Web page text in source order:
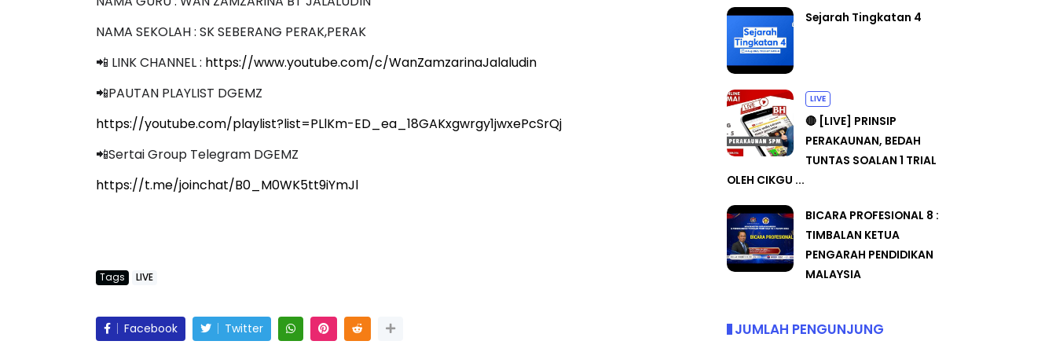
NAMA SEKOLAH : SK SEBERANG PERAK,PERAK
📲 LINK CHANNEL : https://www.youtube.com/c/WanZamzarinaJalaludin
📲PAUTAN PLAYLIST DGEMZ
https://youtube.com/playlist?list=PLlKm-ED_ea_18GAKxgwrgy1jwxePcSrQj
📲Sertai Group Telegram DGEMZ
https://t.me/joinchat/B0_M0WK5tt9iYmJl
Tags LIVE
Facebook Twitter
Sejarah Tingkatan 4
LIVE
🔴 [LIVE] PRINSIP
PERAKAUNAN, BEDAH
TUNTAS SOALAN 1 TRIAL
OLEH CIKGU ...
BICARA PROFESIONAL 8 :
TIMBALAN KETUA
PENGARAH PENDIDIKAN
MALAYSIA
JUMLAH PENGUNJUNG